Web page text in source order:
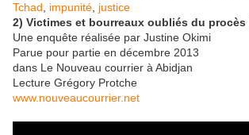
Tchad
impunité justice
2) Victimes et bourreaux oubliés du procès
Une enquête réalisée par Justine Okimi
Parue pour partie en décembre 2013
dans Le Nouveau courrier à Abidjan
Lecture Grégory Protche
www.nouveaucourrier.net